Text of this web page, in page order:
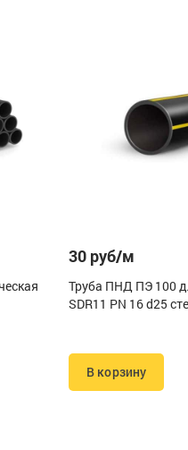
30 руб/м
Труба ПНД ПЭ 100
SDR11 PN 16 d25
В корзину